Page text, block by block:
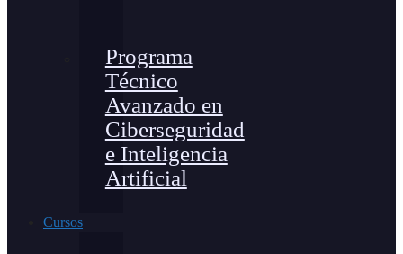
Programa
Técnico
Avanzado en
Ciberseguridad
e Inteligencia
Artificial
Cursos